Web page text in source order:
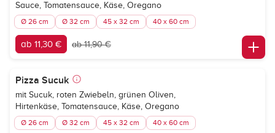
Sauce, Tomatensauce, Käse, Oregano
Ø 26 cm Ø 32 cm 45 x 32 cm 40 x 60 cm
ab 11,30 € ab 11,90 €
Pizza Sucuk
mit Sucuk, roten Zwiebeln, grünen Oliven,
Hirtenkäse, Tomatensauce, Käse, Oregano
Ø 26 cm Ø 32 cm 45 x 32 cm 40 x 60 cm